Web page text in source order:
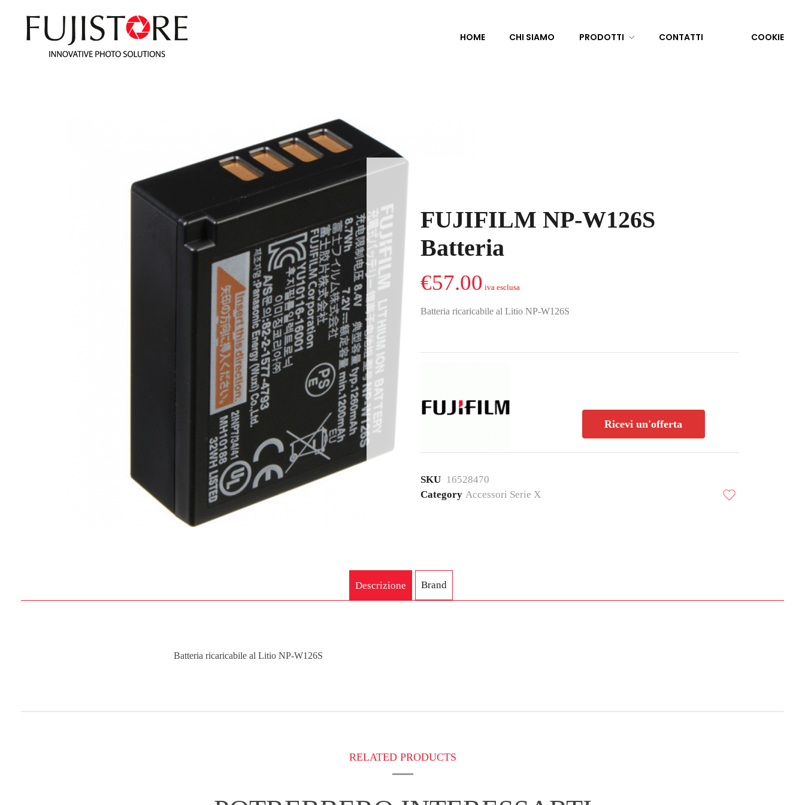
HOME CHI SIAMO PRODOTTI CONTATTI COOKIE
FUJIFILM NP-W126S
Batteria
€57.00
Batteria ricaricabile al Litio NP-W126S
SKU 16528470
Category Accessori Serie X
Ricevi un'offerta
Descrizione Brand
Batteria ricaricabile al Litio NP-W126S